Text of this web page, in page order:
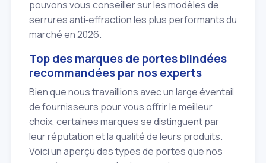
pouvons vous conseiller sur les modèles de
serrures anti‑effraction les plus performants du
marché en 2026.
Top des marques de portes blindées
recommandées par nos experts
Bien que nous travaillions avec un large éventail
de fournisseurs pour vous offrir le meilleur
choix, certaines marques se distinguent par
leur réputation et la qualité de leurs produits.
Voici un aperçu des types de portes que nos